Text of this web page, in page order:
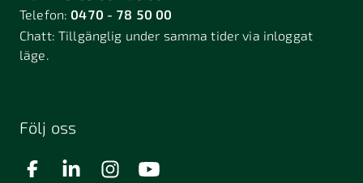
Telefon:0470 - 78 50 00
Chatt:Tillgänglig under samma tider via inloggat
läge.
Följ oss